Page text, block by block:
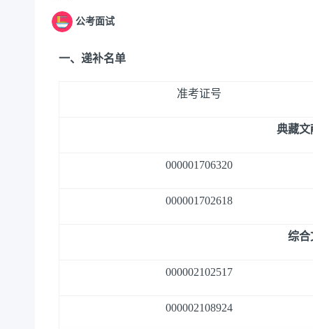
公考面试
一、 递补名单
准考证号
典藏文
000001706320
000001702618
综合
000002102517
000002108924